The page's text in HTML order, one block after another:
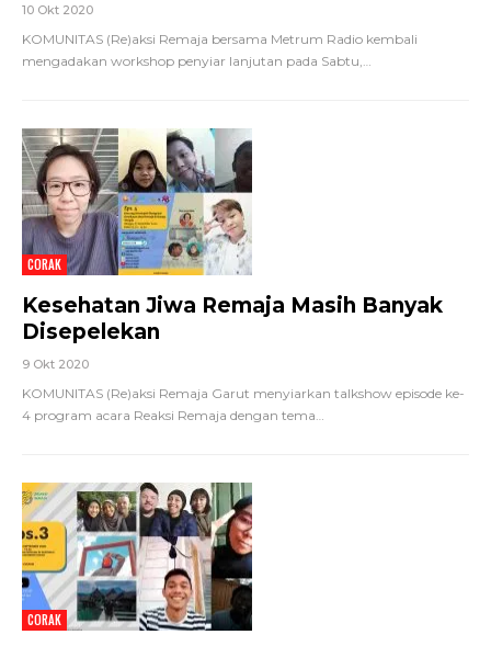
10 Okt 2020
KOMUNITAS (Re)aksi Remaja bersama Metrum Radio kembali
mengadakan workshop penyiar lanjutan pada Sabtu,
CORAK
Kesehatan Jiwa Remaja Masih Banyak
Disepelekan
9 Okt 2020
KOMUNITAS (Re)aksi Remaja Garut menyiarkan talkshow episode ke-
4 program acara Reaksi Remaja dengan tema…
CORAK